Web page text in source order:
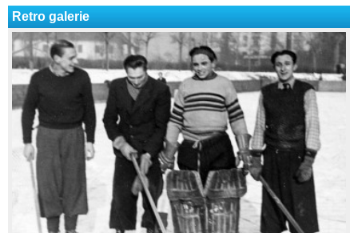
Retro galerie